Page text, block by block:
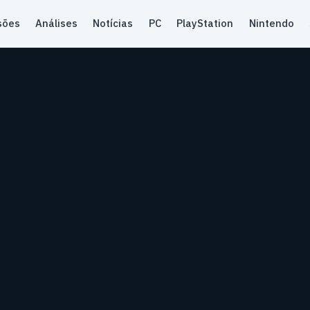
Análises Notícias PC PlayStation Nintendo